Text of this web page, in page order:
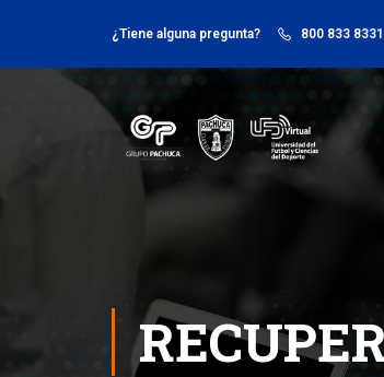
¿Tiene alguna pregunta? 800 833 8331